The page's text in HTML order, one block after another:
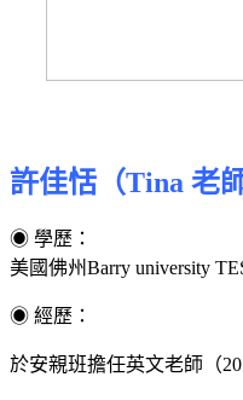
許佳恬（Tina 老師
◉ 學歷：
美國佛州Barry university
◉ 經歷：
於安親班擔任英文老師（